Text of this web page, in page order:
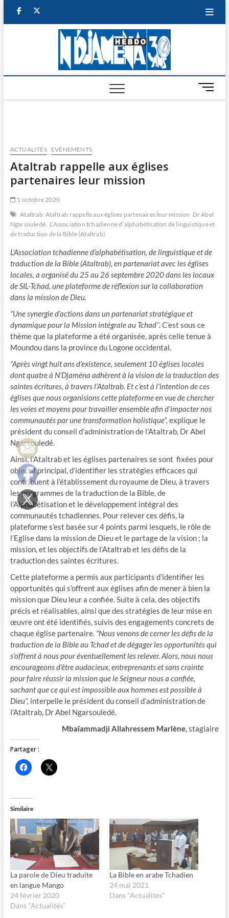
facebook
HEBDO
M
e
ACTUALITÉS EVÉNEMENTS
Ataltrab rappelle aux églises
partenaires leur mission
1 octobre 2020
Ataltrab Ataltrab rappelle aux églises partenaires leur mission Dr Abel
Ngarsouledé. L’Association tchadienne d’alphabétisation de linguistique et
de traduction de la Bible (Ataltrab)
L’Association tchadienne d’alphabétisation, de linguistique et de
traduction de la Bible (Ataltrab), en partenariat avec les églises
locales, a organisé du 25 au 26 septembre 2020 dans les locaux
de SIL-Tchad, une plateforme de réflexion sur la collaboration
dans la mission de Dieu.
“Une synergie d’actions dans un partenariat stratégique et
dynamique pour la Mission intégrale au Tchad’’. C’est sous ce
thème que la plateforme a été organisée, après celle tenue à
Moundou dans la province du Logone occidental.
“Après vingt huit ans d’existence, seulement 10 églises locales
dont quatre à N’Djaména adhèrent à la vision de la traduction des
saintes écritures, à travers l’Ataltrab. Et c’est à l’intention de ces
églises que nous organisions cette plateforme en vue de chercher
les voies et moyens pour travailler ensemble afin d’impacter nos
communautés par une transformation holistique”, explique le
président du conseil d’administration de l’Ataltrab, Dr Abel
Ngarsouledé.
Ainsi, l’Ataltrab et les églises partenaires se sont fixées pour
objectif principal, d’identifier les stratégies efficaces qui
contribuent à l’établissement du royaume de Dieu, à travers
les programmes de la traduction de la Bible, de
l’Alphabétisation et le développement intégral des
communautés tchadiennes. Pour relever ces défis, la
plateforme s’est basée sur 4 points parmi lesquels, le rôle de
l’Eglise dans la mission de Dieu et le partage de la vision ; la
mission, et les objectifs de l’Ataltrab et les défis de la
traduction des saintes écritures.
Cette plateforme a permis aux participants d’identifier les
opportunités qui s’offrent aux églises afin de mener à bien la
mission que Dieu leur a confiée. Suite à cela, des objectifs
précis et réalisables, ainsi que des stratégies de leur mise en
œuvre ont été identifiés, suivis des engagements concrets de
chaque église partenaire. “Nous venons de cerner les défis de la
traduction de la Bible au Tchad et de dégager les opportunités qui
s’offrent à nous pour éventuellement les relever. Alors, nous nous
encourageons d’être audacieux, entreprenants et sans crainte
pour faire réussir la mission que le Seigneur nous a confiée,
sachant que ce qui est impossible aux hommes est possible à
Dieu”, interpelle le président du conseil d’administration de
l’Ataltrab, Dr Abel Ngarsouledé.
Mbaïammadji Allahressem Marlène, stagiaire
Partager :
C
l
e
z
p
o
r
p
a
r
t
a
g
e
r
s
u
r
C
l
o
u
p
r
t
a
g
e
r
s
u
r
Similaire
La parole de Dieu traduite
en langue Mango
24 février 2020
Dans "Actualités"
La Bible en arabe Tchadien
24 mai 2021
Dans "Actualités"